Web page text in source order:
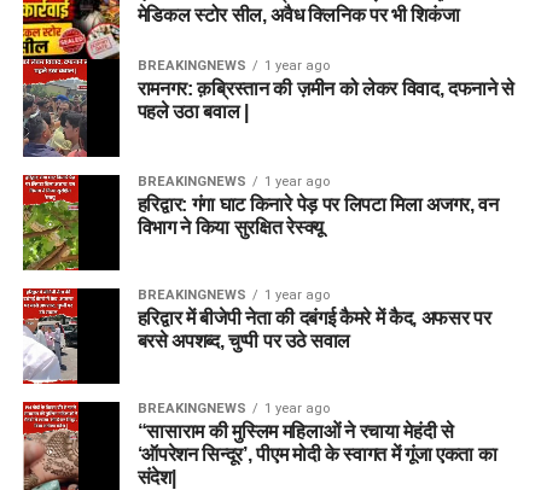
मेडिकल स्टोर सील, अवैध क्लिनिक पर भी शिकंजा
BREAKINGNEWS 1 year ago
रामनगर: क़ब्रिस्तान की ज़मीन को लेकर विवाद, दफनाने से
पहले उठा बवाल |
BREAKINGNEWS 1 year ago
हरिद्वार: गंगा घाट किनारे पेड़ पर लिपटा मिला अजगर, वन
विभाग ने किया सुरक्षित रेस्क्यू
BREAKINGNEWS 1 year ago
हरिद्वार में बीजेपी नेता की दबंगई कैमरे में कैद, अफसर पर
बरसे अपशब्द, चुप्पी पर उठे सवाल
BREAKINGNEWS 1 year ago
“सासाराम की मुस्लिम महिलाओं ने रचाया मेहंदी से
‘ऑपरेशन सिन्दूर’, पीएम मोदी के स्वागत में गूंजा एकता का
संदेश|